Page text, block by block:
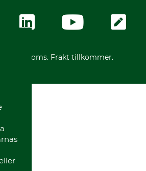
moms. Frakt tillkommer.